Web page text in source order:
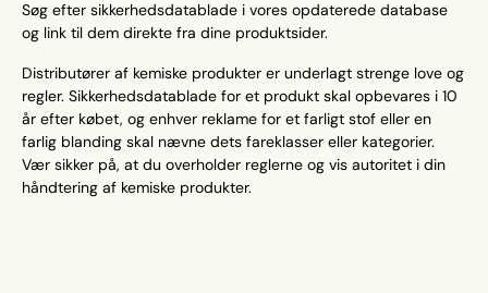
Søg efter sikkerhedsdatablade i vores opdaterede database
og link til dem direkte fra dine produktsider.
Distributører af kemiske produkter er underlagt strenge love og
regler. Sikkerhedsdatablade for et produkt skal opbevares i 10
år efter købet, og enhver reklame for et farligt stof eller en
farlig blanding skal nævne dets fareklasser eller kategorier.
Vær sikker på, at du overholder reglerne og vis autoritet i din
håndtering af kemiske produkter.